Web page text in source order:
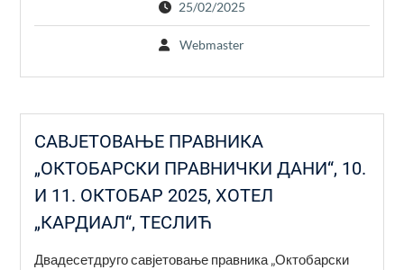
25/02/2025
Webmaster
САВЈЕТОВАЊЕ ПРАВНИКА
„ОКТОБАРСКИ ПРАВНИЧКИ ДАНИ“, 10.
И 11. ОКТОБАР 2025, ХОТЕЛ
„КАРДИАЛ“, ТЕСЛИЋ
Двадесетдруго савјетовање правника „Октобарски